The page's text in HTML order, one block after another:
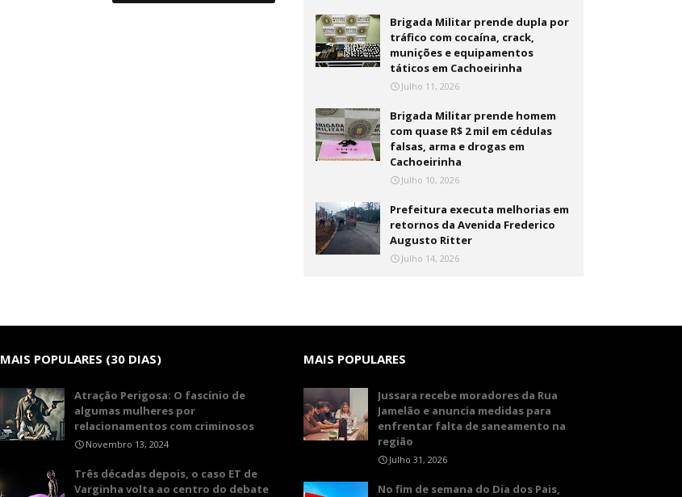
Brigada Militar prende dupla por
tráfico com cocaína, crack,
munições e equipamentos
táticos em Cachoeirinha
Julho 11, 2026
Brigada Militar prende homem
com quase R$ 2 mil em cédulas
falsas, arma e drogas em
Cachoeirinha
Julho 10, 2026
Prefeitura executa melhorias em
retornos da Avenida Frederico
Augusto Ritter
Julho 14, 2026
MAIS POPULARES (30 DIAS)
Atração Perigosa: O fascínio de
algumas mulheres por
relacionamentos com criminosos
Novembro 13, 2024
Três décadas depois, o caso ET de
Varginha volta ao centro do debate
MAIS POPULARES
Jussara recebe moradores da Rua
Jamelão e anuncia medidas para
enfrentar falta de saneamento na
região
Julho 31, 2026
No fim de semana do Dia dos Pais,